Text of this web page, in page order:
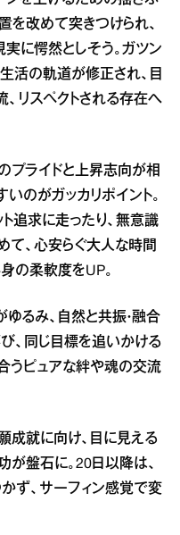
を改めて突きつけられ、
に愕然としそう。ガツン
活の軌道が修正され、目
リスペクトされる存在へ
プライドと上昇志向が相
のがガッカリポイント。
追求に走ったり、無意識
て、心安らぐ大人な時間
の柔軟度をUP。
るみ、自然と共振・融合
、同じ目標を追いかける
うピュアな絆や魂の交流
成就に向け、目に見える
が盤石に。20日以降は、
ず、サーフィン感覚で変